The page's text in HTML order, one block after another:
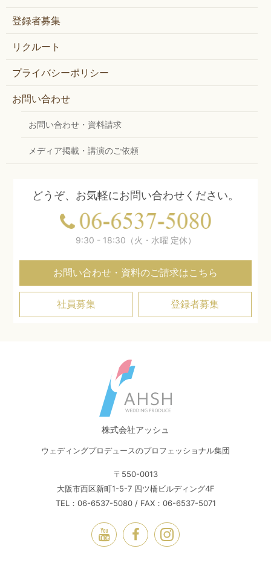
登録者募集
リクルート
プライバシーポリシー
お問い合わせ
お問い合わせ・資料請求
メディア掲載・講演のご依頼
どうぞ、お気軽にお問い合わせください。
9:30 - 18:30（火・水曜 定休）
お問い合わせ・資料のご請求はこちら
社員募集 登録者募集
株式会社アッシュ
ウェディングプロデュースのプロフェッショナル集団
〒550-0013
大阪市西区新町1-5-7 四ツ橋ビルディング4F
TEL：06-6537-5080 / FAX：06-6537-5071